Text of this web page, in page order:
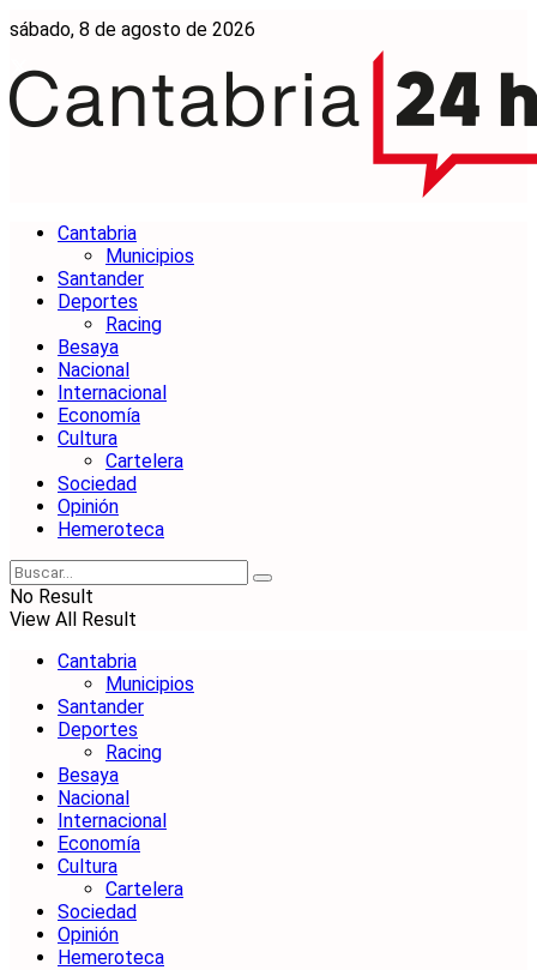
sábado, 8 de agosto de 2026
Cantabria
Municipios
Santander
Deportes
Racing
Besaya
Nacional
Internacional
Economía
Cultura
Cartelera
Sociedad
Opinión
Hemeroteca
No Result
View All Result
Cantabria
Municipios
Santander
Deportes
Racing
Besaya
Nacional
Internacional
Economía
Cultura
Cartelera
Sociedad
Opinión
Hemeroteca